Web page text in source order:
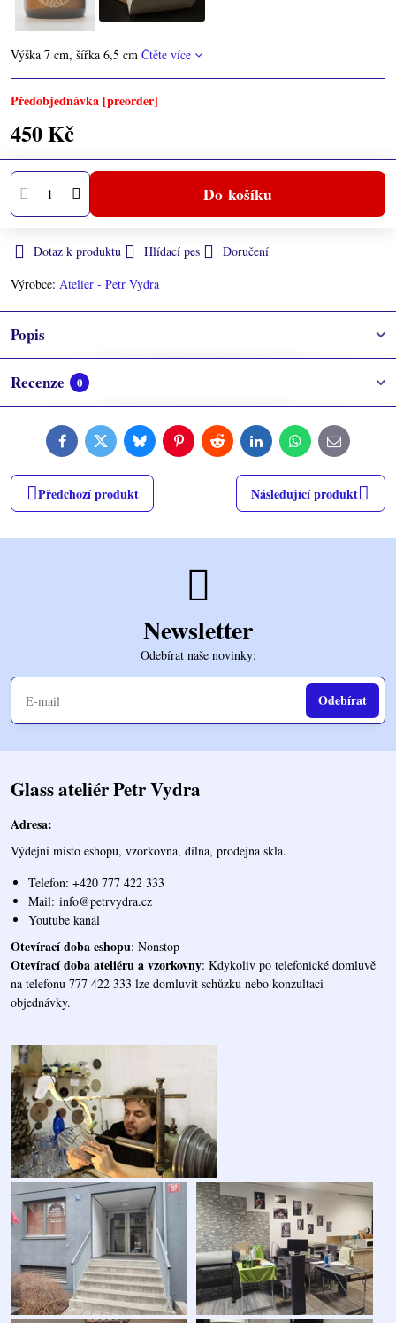
Výška 7 cm, šířka 6,5 cm Čtěte více
Předobjednávka [preorder]
450 Kč
Do košíku
Dotaz k produktu Hlídací pes
Doručení
Výrobce: Atelier - Petr Vydra
Popis
Recenze 0
FacebookTwitterBlueskyPinterestReddit LinkedInWhatsApp
E-
mail
Předchozí produkt Následující produkt
Newsletter
Odebírat naše novinky:
Odebírat
Glass ateliér Petr Vydra
Adresa:
Výdejní místo eshopu, vzorkovna, dílna, prodejna skla.
Telefon: +420 777 422 333
Mail: info@petrvydra.cz
Youtube kanál
Otevírací doba eshopu: Nonstop
Otevírací doba ateliéru a vzorkovny: Kdykoliv po telefonické domluvě
na telefonu 777 422 333 lze domluvit schůzku nebo konzultaci
objednávky.